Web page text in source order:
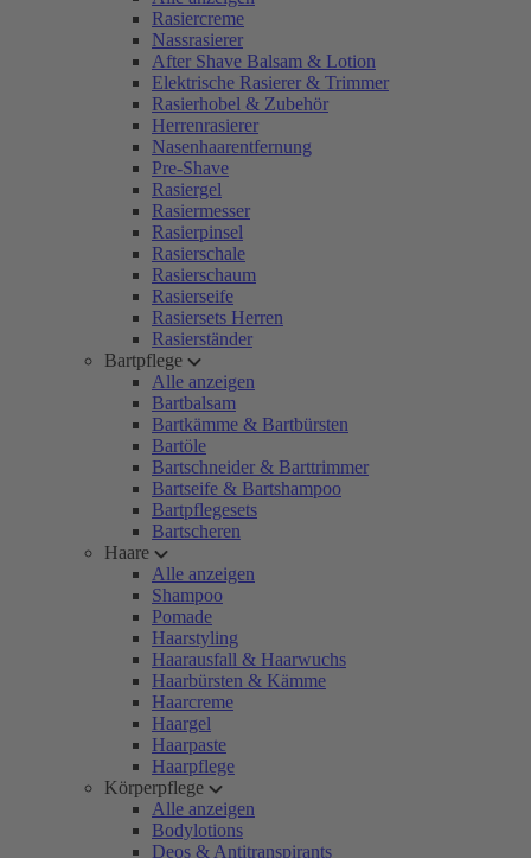
Rasiercreme
Nassrasierer
After Shave Balsam & Lotion
Elektrische Rasierer & Trimmer
Rasierhobel & Zubehör
Herrenrasierer
Nasenhaarentfernung
Pre-Shave
Rasiergel
Rasiermesser
Rasierpinsel
Rasierschale
Rasierschaum
Rasierseife
Rasiersets Herren
Rasierständer
Bartpflege
Alle anzeigen
Bartbalsam
Bartkämme & Bartbürsten
Bartöle
Bartschneider & Barttrimmer
Bartseife & Bartshampoo
Bartpflegesets
Bartscheren
Haare
Alle anzeigen
Shampoo
Pomade
Haarstyling
Haarausfall & Haarwuchs
Haarbürsten & Kämme
Haarcreme
Haargel
Haarpaste
Haarpflege
Körperpflege
Alle anzeigen
Bodylotions
Deos & Antitranspirants